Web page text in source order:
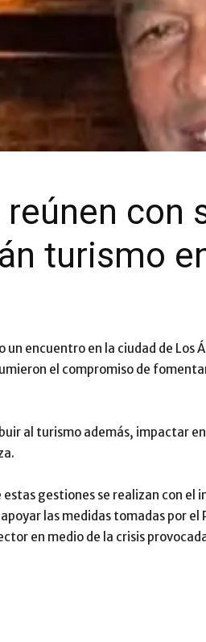
con
turismo
encuentro en la ciudad de Los
el compromiso de
al turismo además, impactar
gestiones se realizan con el
las medidas tomadas por el
en medio de la crisis